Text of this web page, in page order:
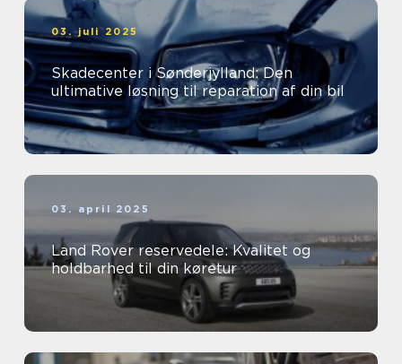
03. juli 2025
Skadecenter i Sønderjylland: Den
ultimative løsning til reparation af din bil
03. april 2025
Land Rover reservedele: Kvalitet og
holdbarhed til din køretur